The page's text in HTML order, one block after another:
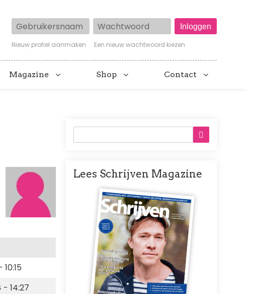
Gebruikersnaam Wachtwoord
Nieuw profiel aanmaken Een nieuw wachtwoord kiezen
Magazine Shop Contact
- 14:27
Lees Schrijven Magazine
Afbeelding